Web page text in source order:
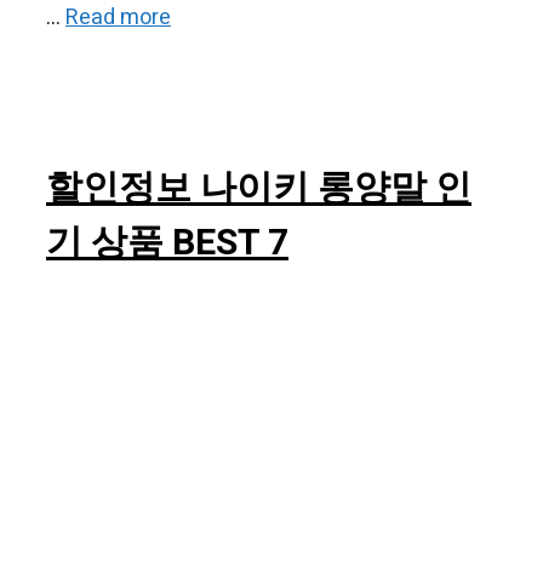
…Read more
할인정보 나이키 롱양말 인
기 상품 BEST 7